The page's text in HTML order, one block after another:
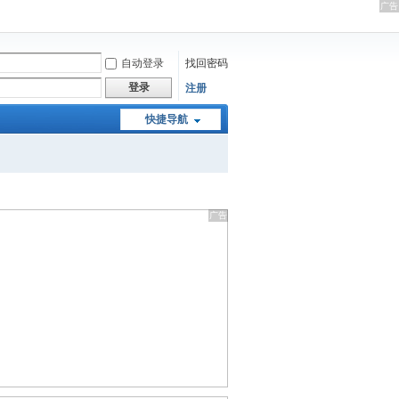
自动登录
找回密码
登录
注册
快捷导航